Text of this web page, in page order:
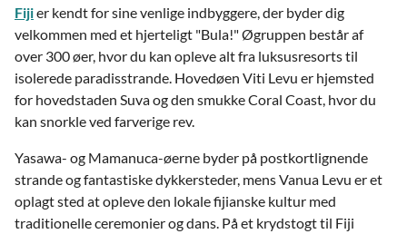
Fijier kendt for sine venlige indbyggere, der byder dig
velkommen med et hjerteligt "Bula!" Øgruppen består af
over 300 øer, hvor du kan opleve alt fra luksusresorts til
isolerede paradisstrande. Hovedøen Viti Levu er hjemsted
for hovedstaden Suva og den smukke Coral Coast, hvor du
kan snorkle ved farverige rev.
Yasawa- og Mamanuca-øerne byder på postkortlignende
strande og fantastiske dykkersteder, mens Vanua Levu er et
oplagt sted at opleve den lokale fijianske kultur med
traditionelle ceremonier og dans. På et krydstogt til Fiji